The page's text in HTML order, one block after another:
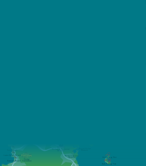
Thalang National
Laem Singh Beach
Kamala Beach
Phuket
FantaSea
Boat Lagoon
Marina Koh Rang Noi
Koh Rang Yai